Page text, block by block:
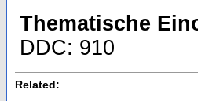
Thematische
DDC: 910
Related: